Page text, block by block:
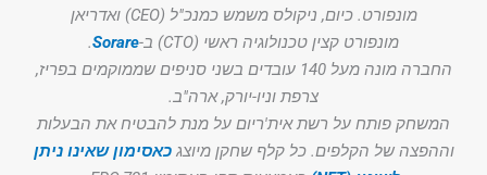
מונפורט. כיום, ניקולס משמש כמנכ"ל (CEO) ואדריאן
מונפורט קצין טכנולוגיה ראשי (CTO) ב-
Sorare
.
החברה מונה מעל 140 עובדים בשני סניפים שממוקמים בפריז,
צרפת וניו-יורק, ארה"ב.
המשחק פותח על רשת אית'ריום על מנת להבטיח את הבעלות
וההפצה של הקלפים. כל קלף שחקן מיוצגכאסימון שאינו ניתן